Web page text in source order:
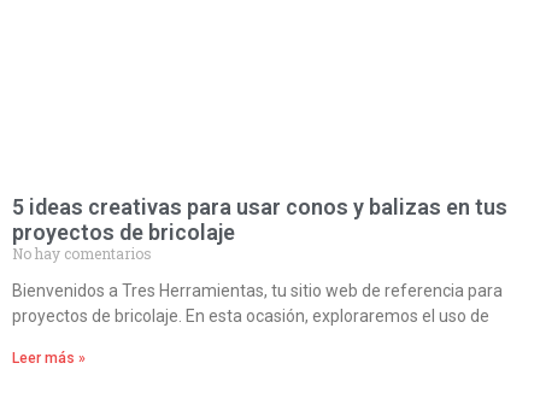
5 ideas creativas para usar conos y balizas en tus
proyectos de bricolaje
No hay comentarios
Bienvenidos a Tres Herramientas, tu sitio web de referencia para
proyectos de bricolaje. En esta ocasión, exploraremos el uso de
Leer más »